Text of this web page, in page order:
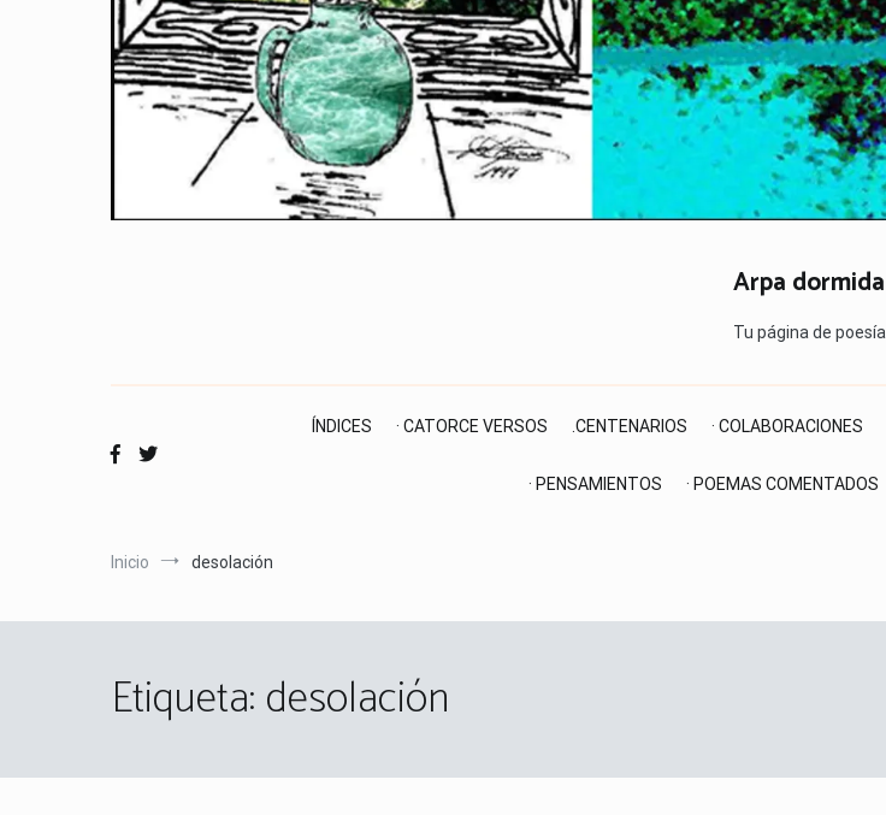
Arpa dormida
Tu página de poesía
ÍNDICES · CATORCE VERSOS .CENTENARIOS · COLABORACIONES
· PENSAMIENTOS · POEMAS COMENTADOS
Inicio desolación
Etiqueta:desolación